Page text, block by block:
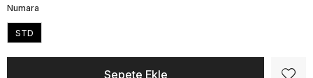
Numara
STD